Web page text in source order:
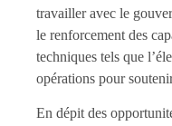
travailler avec le
le renforcement des
techniques tels que
opérations pour
En dépit des